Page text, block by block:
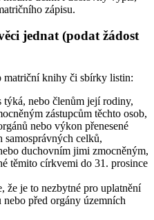
zápisu.
jednat (podat žádost
matriční knihy či sbírky listin:
týká, nebo členům její rodiny,
zástupcům těchto osob,
nebo výkon přenesené
samosprávných celků,
duchovním jimi zmocněným,
těmito církvemi do 31. prosince
že je to nezbytné pro uplatnění
před orgány územních